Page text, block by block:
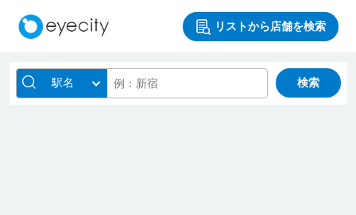
リストから店舗を検索
駅名 検索